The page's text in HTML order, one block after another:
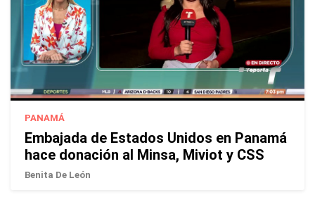
PANAMÁ
Embajada de Estados Unidos en Panamá
hace donación al Minsa, Miviot y CSS
Benita De León